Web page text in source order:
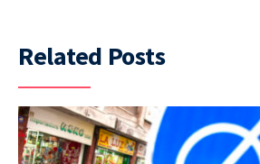
Related Posts